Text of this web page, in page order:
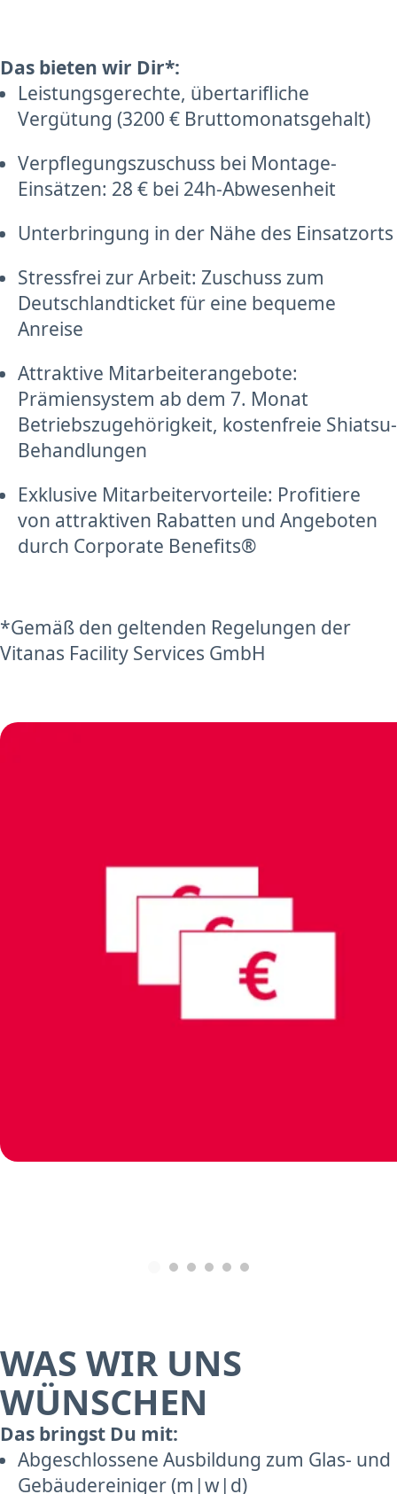
Das bieten wir Dir*:
Leistungsgerechte, übertarifliche
Vergütung (3200 € Bruttomonatsgehalt)
Verpflegungszuschuss bei Montage-
Einsätzen: 28 € bei 24h-Abwesenheit
Unterbringung in der Nähe des Einsatzorts
Stressfrei zur Arbeit: Zuschuss zum
Deutschlandticket für eine bequeme
Anreise
Attraktive Mitarbeiterangebote:
Prämiensystem ab dem 7. Monat
Betriebszugehörigkeit, kostenfreie Shiatsu-
Behandlungen
Exklusive Mitarbeitervorteile: Profitiere
von attraktiven Rabatten und Angeboten
durch Corporate Benefits®
*Gemäß den geltenden Regelungen der
Vitanas Facility Services GmbH
WAS WIR UNS
WÜNSCHEN
Das bringst Du mit:
Abgeschlossene Ausbildung zum Glas- und
Gebäudereiniger (m|w|d)